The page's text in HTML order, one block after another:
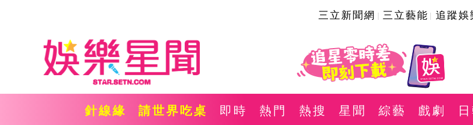
三立新聞網 三立藝能 追蹤娛
針線緣 請世界吃桌 即時 熱門 熱搜 星聞 綜藝 戲劇